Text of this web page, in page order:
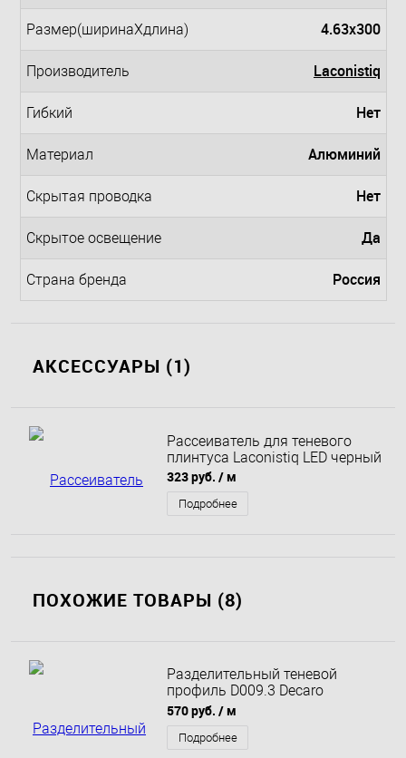
Размер(ширинаXдлина) 4.63x300
Производитель Laconistiq
Гибкий Нет
Материал Алюминий
Скрытая проводка Нет
Скрытое освещение Да
Страна бренда Россия
АКСЕССУАРЫ (1)
Рассеиватель для теневого
плинтуса Laconistiq LED черный
323 руб. / м
Подробнее
ПОХОЖИЕ ТОВАРЫ (8)
Разделительный теневой
профиль D009.3 Decaro
Engineering анодированный
латунный
570 руб. / м
Подробнее